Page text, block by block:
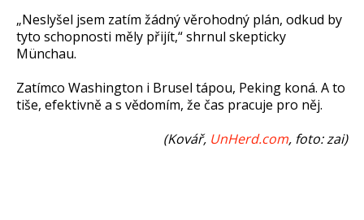
„Neslyšel jsem zatím žádný věrohodný plán, odkud by
tyto schopnosti měly přijít,“ shrnul skepticky
Münchau.
Zatímco Washington i Brusel tápou, Peking koná. A to
tiše, efektivně a s vědomím, že čas pracuje pro něj.
(Kovář, UnHerd.com, foto: zai)